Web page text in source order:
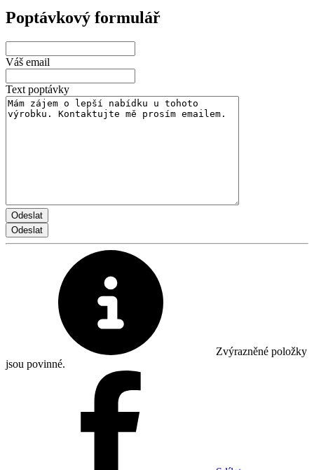
Poptávkový formulář
Váš email
Text poptávky
Zvýrazněné položky
jsou povinné.